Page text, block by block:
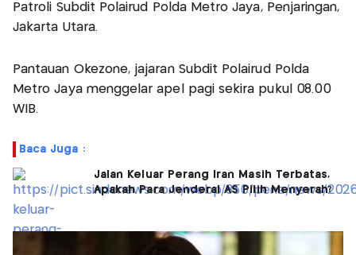
Patroli Subdit Polairud Polda Metro Jaya, Penjaringan,
Jakarta Utara.
Pantauan Okezone, jajaran Subdit Polairud Polda
Metro Jaya menggelar apel pagi sekira pukul 08.00
WIB.
Baca Juga :
Jalan Keluar Perang Iran Masih Terbatas,
Apakah Para Jenderal AS Pilih Menyerah?